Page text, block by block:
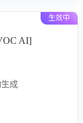
生效中
AI]
成